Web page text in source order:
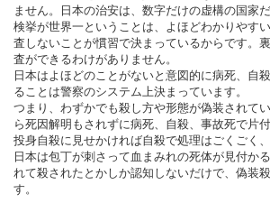
ません。日本の治安は、数字だけの虚構の国家
検挙が世界一ということは、よほどわかりやす
査しないことが慣習で決まっているからです。
査ができるわけがありません。
日本はよほどのことがないと意図的に病死、自
ることは警察のシステム上決まっています。
つまり、わずかでも殺し方や形態が偽装されて
ら死因解明もされずに病死、自殺、事故死で片
投身自殺に見せかければ自殺で処理はごくごく
日本は包丁が刺さって血まみれの死体が見付か
れて殺されたとかしか認知しないだけで、偽装
す。